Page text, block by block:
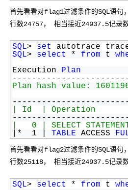
首先看看对flag1过滤条件的SQL语句
行数24757， 相当接近24937.5记录数
SQL> set
autotrace
SQL> select * from t
Execution Plan
Plan hash value:
| Id  | Operation
|   0 | SELECT
|*  1 | TABLE ACCESS
Predicate Information
   1 - filter("FLAG1"=
首先看看对flag2过滤条件的SQL语句
行数25118， 相当接近24937.5记录数
SQL> select * from t